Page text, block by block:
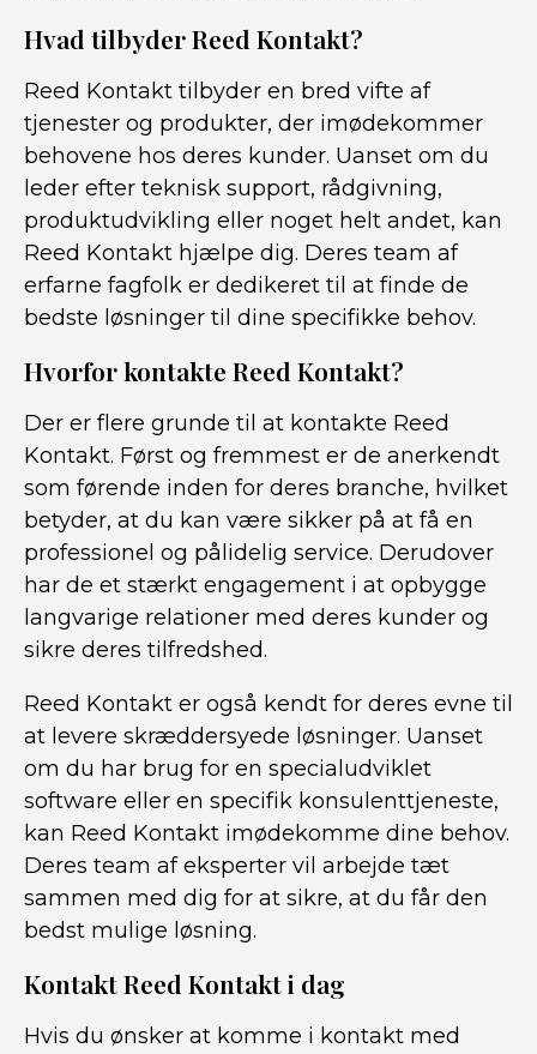
Hvad tilbyder Reed Kontakt?
Reed Kontakt tilbyder en bred vifte af
tjenester og produkter, der imødekommer
behovene hos deres kunder. Uanset om du
leder efter teknisk support, rådgivning,
produktudvikling eller noget helt andet, kan
Reed Kontakt hjælpe dig. Deres team af
erfarne fagfolk er dedikeret til at finde de
bedste løsninger til dine specifikke behov.
Hvorfor kontakte Reed Kontakt?
Der er flere grunde til at kontakte Reed
Kontakt. Først og fremmest er de anerkendt
som førende inden for deres branche, hvilket
betyder, at du kan være sikker på at få en
professionel og pålidelig service. Derudover
har de et stærkt engagement i at opbygge
langvarige relationer med deres kunder og
sikre deres tilfredshed.
Reed Kontakt er også kendt for deres evne til
at levere skræddersyede løsninger. Uanset
om du har brug for en specialudviklet
software eller en specifik konsulenttjeneste,
kan Reed Kontakt imødekomme dine behov.
Deres team af eksperter vil arbejde tæt
sammen med dig for at sikre, at du får den
bedst mulige løsning.
Kontakt Reed Kontakt i dag
Hvis du ønsker at komme i kontakt med